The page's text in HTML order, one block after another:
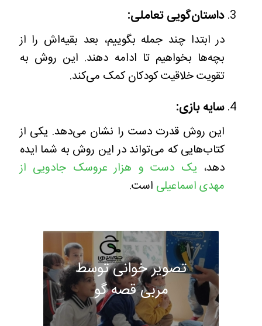
داستان‌گویی تعاملی:
در ابتدا چند جمله بگوییم، بعد بقیه‌‌اش را از
بچه‌ها بخواهیم تا ادامه دهند. این روش به
تقویت خلاقیت کودکان کمک می‌کند.
سایه بازی:
این روش قدرت دست را نشان می‌دهد. یکی از
کتاب‌هایی که می‌تواند در این روش به شما ایده
دهد، یک دست و هزار عروسک جادویی از
مهدی اسماعیلی است.
تصویر خوانی توسط
مربی قصه گو